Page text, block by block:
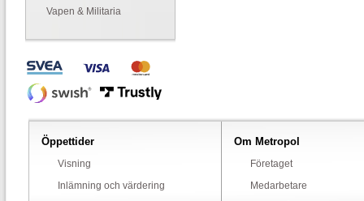
Vapen & Militaria
Öppettider
Visning
Inlämning och värdering
Om Metropol
Företaget
Medarbetare